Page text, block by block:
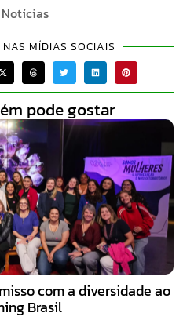
Notícias
MÍDIAS SOCIAIS
pode gostar
com a diversidade ao
Brasil